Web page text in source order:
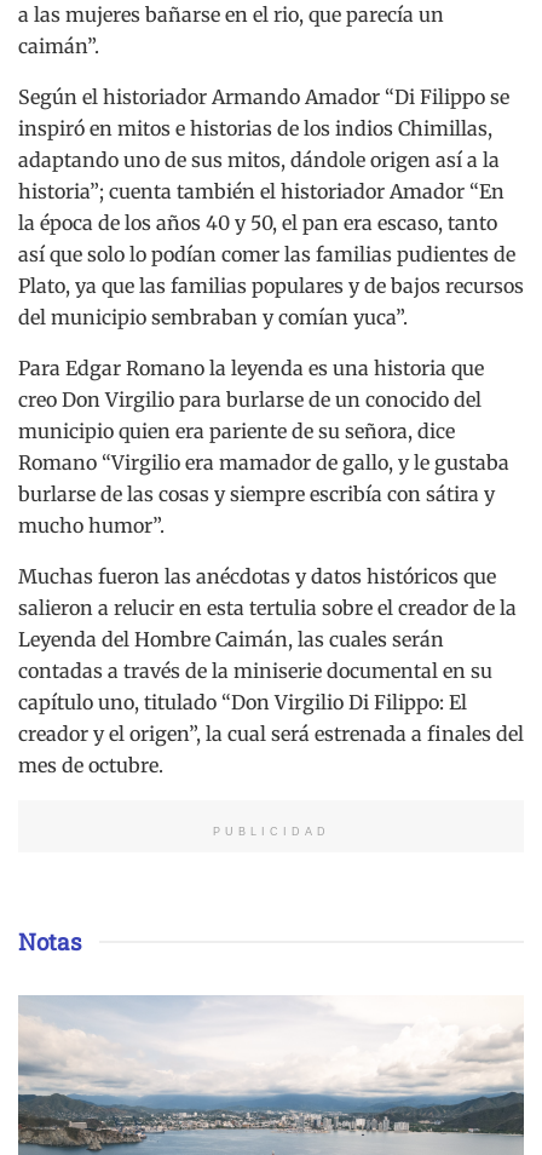
a las mujeres bañarse en el rio, que parecía un
caimán”.
Según el historiador Armando Amador “Di Filippo se
inspiró en mitos e historias de los indios Chimillas,
adaptando uno de sus mitos, dándole origen así a la
historia”; cuenta también el historiador Amador “En
la época de los años 40 y 50, el pan era escaso, tanto
así que solo lo podían comer las familias pudientes de
Plato, ya que las familias populares y de bajos recursos
del municipio sembraban y comían yuca”.
Para Edgar Romano la leyenda es una historia que
creo Don Virgilio para burlarse de un conocido del
municipio quien era pariente de su señora, dice
Romano “Virgilio era mamador de gallo, y le gustaba
burlarse de las cosas y siempre escribía con sátira y
mucho humor”.
Muchas fueron las anécdotas y datos históricos que
salieron a relucir en esta tertulia sobre el creador de la
Leyenda del Hombre Caimán, las cuales serán
contadas a través de la miniserie documental en su
capítulo uno, titulado “Don Virgilio Di Filippo: El
creador y el origen”, la cual será estrenada a finales del
mes de octubre.
PUBLICIDAD
Notas